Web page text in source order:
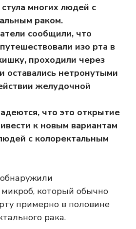
многих людей с
раком.
сообщили, что
изо рта в
проходили через
оставались нетронутыми
желудочной
что это открытие
к новым вариантам
с колоректальным
который обычно
примерно в половине
рака.